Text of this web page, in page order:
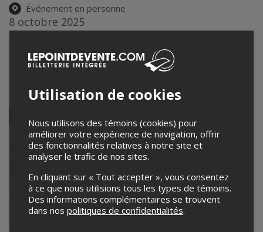
Événement en personne
8 octobre 2025
19h30 – 21h00 / Entrée: 19h15
Maison de la culture Claude-Léveillée
911 rue Jean-Talon Est, ,QC,Canada
Partagez cet événement
Facebook LinkedinPinterestEnvoyer
par
courriel
Lepointdevente.com agit à titre de mandataire pour Maison de la
culture Claude Léveilléedans le cadre de l’affichage en ligne et la
vente de billets pour ses événements.
Pour plus d’information à propos de cet événement, veuillez
contacter l’organisateur de l’événement, Maison de la culture Claude
Léveillée, àmcclaudeleveillee@montreal.ca.
Achat de billets
Utilisation de cookies
Nous utilisons des témoins (cookies) pour
améliorer votre expérience de navigation, offrir
des fonctionnalités relatives à notre site et
analyser le trafic de nos sites.
En cliquant sur « Tout accepter », vous consentez
à ce que nous utilisions tous les types de témoins.
Des informations complémentaires se trouvent
dans nos politiques de confidentialités.